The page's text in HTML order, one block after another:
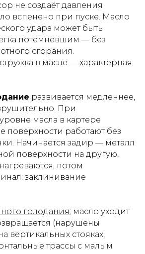
не создаёт давления
вспенено при пуске. Масло
удара может быть
потемневшим — без
сгорания.
в масле — характерная
развивается медленнее,
При
масла в картере
работают без
Начинается задир — металл
поверхности на другую,
потом
заклинивание
голодания: масло уходит
(нарушены
вертикальных стояках,
трассы с малым